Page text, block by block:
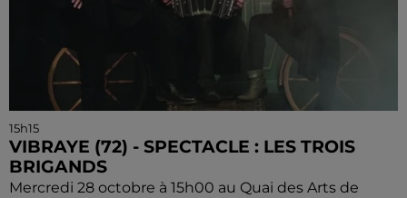
15h15
VIBRAYE (72) - SPECTACLE : LES TROIS
BRIGANDS
Mercredi 28 octobre à 15h00 au Quai des Arts de